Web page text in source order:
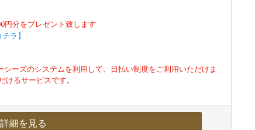
円分をプレゼント致します
ラ】
ーズのシステムを利用して、日払い制度をご利用いただけま
るサービスです。
詳細を見る